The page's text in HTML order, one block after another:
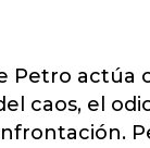
Petro actúa
caos, el